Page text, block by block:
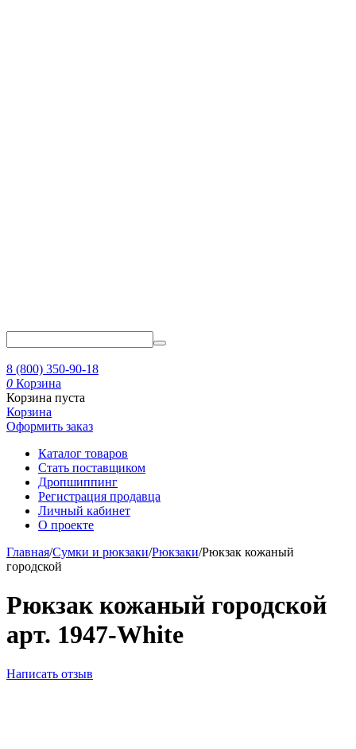
8 (800) 350-90-18
0 Корзина
Корзина пуста
Корзина
Оформить заказ
Каталог товаров
Стать поставщиком
Дропшиппинг
Регистрация продавца
Личный кабинет
О проекте
Главная/Сумки и рюкзаки/Рюкзаки/Рюкзак кожаный
городской
Рюкзак кожаный городской
арт. 1947-White
Написать отзыв